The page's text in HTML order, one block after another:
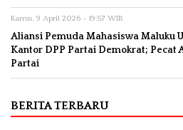
Kamis, 9 April 2026 - 19:57 WIB
Aliansi Pemuda Mahasiswa Maluku
Kantor DPP Partai Demokrat; Pecat
Partai
BERITA TERBARU